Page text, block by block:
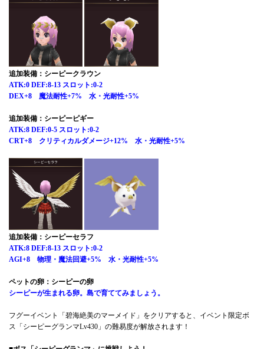
追加装備：シーピークラウン
ATK:0 DEF:8-13 スロット:0-2
DEX+8 魔法耐性+7% 水・光耐性+5%
追加装備：シーピーピギー
ATK:8 DEF:0-5 スロット:0-2
CRT+8 クリティカルダメージ+12% 水・光耐性+5%
追加装備：シーピーセラフ
ATK:8 DEF:8-13 スロット:0-2
AGI+8 物理・魔法回避+5% 水・光耐性+5%
ペットの卵：シーピーの卵
シーピーが生まれる卵。島で育ててみましょう。
フグーイベント「碧海絶美のマーメイド」をクリアすると、イベント限定ボ
ス「シーピーグランマLv430」の難易度が解放されます！